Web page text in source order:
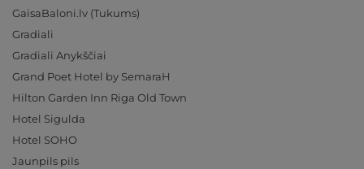
GaisaBaloni.lv (Tukums)
Gradiali
Gradiali Anykščiai
Grand Poet Hotel by SemaraH
Hilton Garden Inn Riga Old Town
Hotel Sigulda
Hotel SOHO
Jaunpils pils